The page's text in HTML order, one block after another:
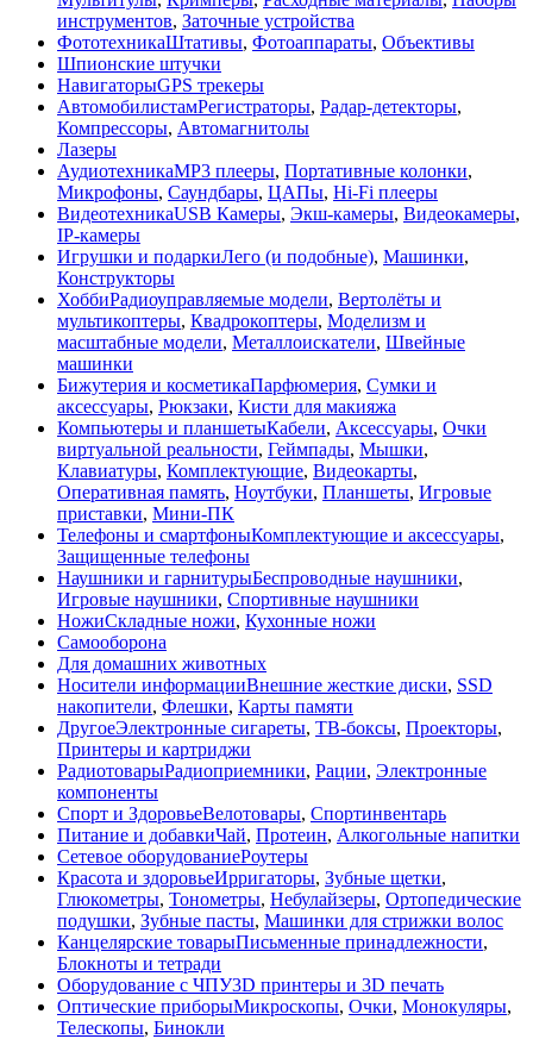
инструментов, Заточные устройства
ФототехникаШтативы, Фотоаппараты, Объективы
Шпионские штучки
НавигаторыGPS трекеры
АвтомобилистамРегистраторы, Радар-детекторы,
Компрессоры, Автомагнитолы
Лазеры
АудиотехникаMP3 плееры, Портативные колонки,
Микрофоны, Саундбары, ЦАПы, Hi-Fi плееры
ВидеотехникаUSB Камеры, Экш-камеры, Видеокамеры,
IP-камеры
Игрушки и подаркиЛего (и подобные), Машинки,
Конструкторы
ХоббиРадиоуправляемые модели, Вертолёты и
мультикоптеры, Квадрокоптеры, Моделизм и
масштабные модели, Металлоискатели, Швейные
машинки
Бижутерия и косметикаПарфюмерия, Сумки и
аксессуары, Рюкзаки, Кисти для макияжа
Компьютеры и планшетыКабели, Аксессуары, Очки
виртуальной реальности, Геймпады, Мышки,
Клавиатуры, Комплектующие, Видеокарты,
Оперативная память, Ноутбуки, Планшеты, Игровые
приставки, Мини-ПК
Телефоны и смартфоныКомплектующие и аксессуары,
Защищенные телефоны
Наушники и гарнитурыБеспроводные наушники,
Игровые наушники, Спортивные наушники
НожиСкладные ножи, Кухонные ножи
Самооборона
Для домашних животных
Носители информацииВнешние жесткие диски, SSD
накопители, Флешки, Карты памяти
ДругоеЭлектронные сигареты, ТВ-боксы, Проекторы,
Принтеры и картриджи
РадиотоварыРадиоприемники, Рации, Электронные
компоненты
Спорт и ЗдоровьеВелотовары, Спортинвентарь
Питание и добавкиЧай, Протеин, Алкогольные напитки
Сетевое оборудованиеРоутеры
Красота и здоровьеИрригаторы, Зубные щетки,
Глюкометры, Тонометры, Небулайзеры, Ортопедические
подушки, Зубные пасты, Машинки для стрижки волос
Канцелярские товарыПисьменные принадлежности,
Блокноты и тетради
Оборудование с ЧПУ3D принтеры и 3D печать
Оптические приборыМикроскопы, Очки, Монокуляры,
Телескопы, Бинокли